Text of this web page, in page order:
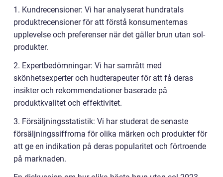
1. Kundrecensioner: Vi har analyserat hundratals
produktrecensioner för att förstå konsumenternas
upplevelse och preferenser när det gäller brun utan sol-
produkter.
2. Expertbedömningar: Vi har samrått med
skönhetsexperter och hudterapeuter för att få deras
insikter och rekommendationer baserade på
produktkvalitet och effektivitet.
3. Försäljningsstatistik: Vi har studerat de senaste
försäljningssiffrorna för olika märken och produkter för
att ge en indikation på deras popularitet och förtroende
på marknaden.